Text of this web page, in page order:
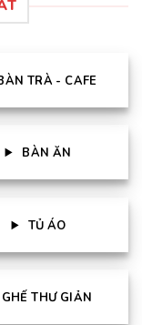
TRÀ - CAFE
BÀN ĂN
TỦ ÁO
GHẾ THƯ GIẢN